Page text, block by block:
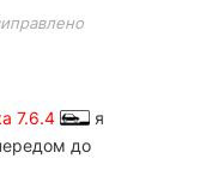
7.6.4
я
до